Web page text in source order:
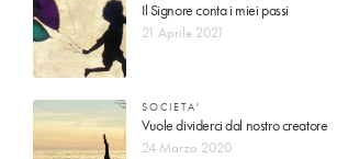
Il Signore conta i miei passi
21 Aprile 2021
SOCIETA'
Vuole dividerci dal nostro creatore
24 Marzo 2020